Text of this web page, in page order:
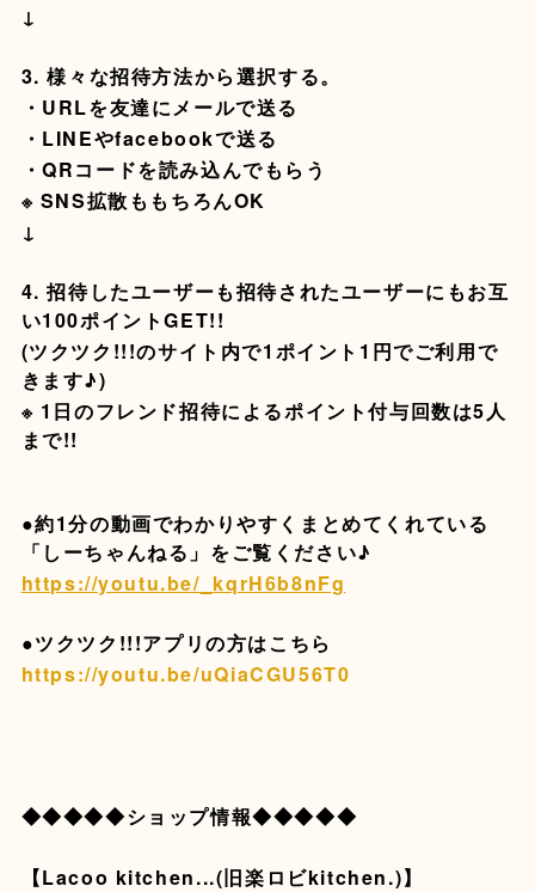
↓
3. 様々な招待方法から選択する。
・URLを友達にメールで送る
・LINEやfacebookで送る
・QRコードを読み込んでもらう
※ SNS拡散ももちろんOK
↓
4. 招待したユーザーも招待されたユーザーにもお互
い100ポイントGET!!
(ツクツク!!!のサイト内で1ポイント1円でご利用で
きます♪)
※ 1日のフレンド招待によるポイント付与回数は5人
まで!!
●約1分の動画でわかりやすくまとめてくれている
「しーちゃんねる」をご覧ください♪
https://youtu.be/_kqrH6b8nFg
●ツクツク!!!アプリの方はこちら
https://youtu.be/uQiaCGU56T0
◆◆◆◆◆ショップ情報◆◆◆◆◆
【Lacoo kitchen...(旧楽ロビkitchen.)】